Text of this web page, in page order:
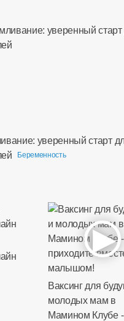
уверенный старт
Беременность
Ваксинг для
молодых мам в
Мамином Клубе -